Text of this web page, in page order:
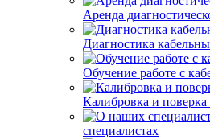
Аренда
Диагностика
Обучение работе с
Калибровка и поверка
специалистах